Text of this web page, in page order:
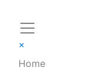
×
Home